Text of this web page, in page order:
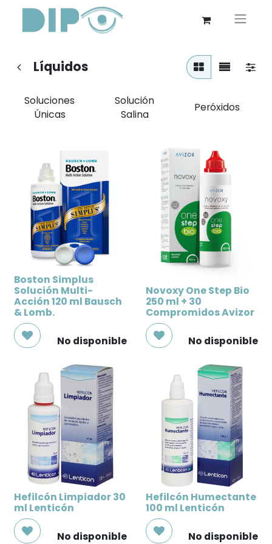
Líquidos
Soluciones
Únicas
Solución
Salina
Peróxidos
Boston Simplus
Solución Multi-
Acción 120 ml Bausch
& Lomb.
No disponible
Novoxy One Step Bio
250 ml + 30
Compromidos Avizor
No disponible
Hefilcón Limpiador 30
ml Lenticón
No disponible
Hefilcón Humectante
100 ml Lenticón
No disponible